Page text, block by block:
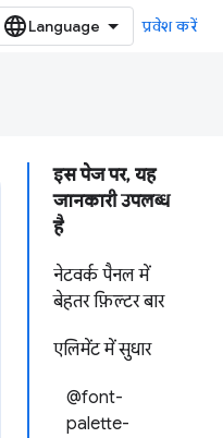
प्रवेश करें
इस पेज पर, यह
जानकारी उपलब्ध
है
नेटवर्क पैनल में
बेहतर फ़िल्टर बार
एलिमेंट में सुधार
@font-
palette-